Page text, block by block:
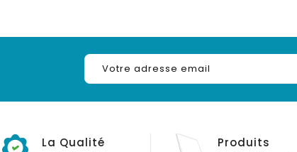
La Qualité Produits